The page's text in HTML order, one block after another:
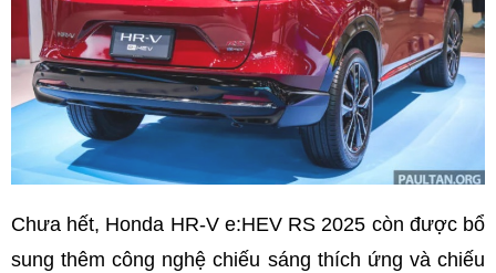
Chưa hết, Honda HR-V e:HEV RS 2025 còn được bổ
sung thêm công nghệ chiếu sáng thích ứng và chiếu